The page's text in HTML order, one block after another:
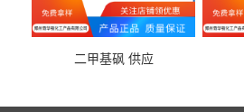
二甲基砜 供应